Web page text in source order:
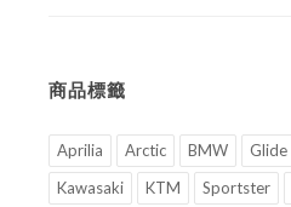
商品標籤
Aprilia Arctic BMW Glide
Kawasaki
KTM Sportster